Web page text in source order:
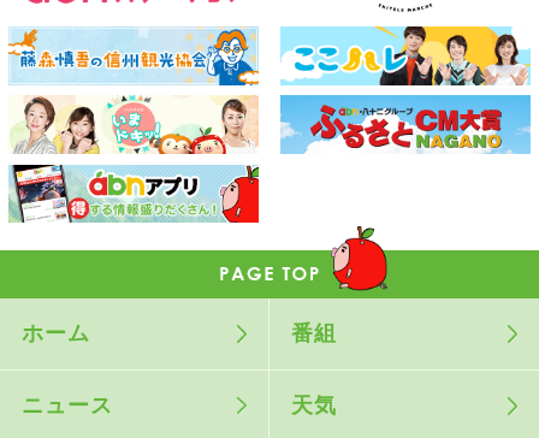
ホーム 番組
ニュース 天気